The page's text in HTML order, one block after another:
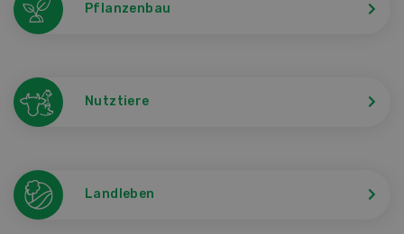
Pflanzenbau
Nutztiere
Landleben